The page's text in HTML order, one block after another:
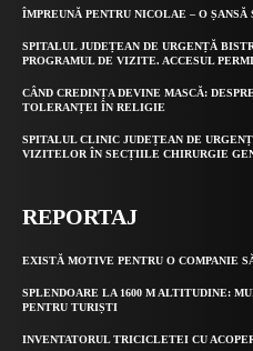
ÎMPREUNĂ PENTRU NICOLAE – O
SPITALUL JUDEȚEAN DE URGENȚĂ
PROGRAMUL DE VIZITE. ACCESUL
CÂND CREDINȚA DEVINE MASCĂ:
TOLERANȚEI ÎN RELIGIE
SPITALUL CLINIC JUDEȚEAN DE
VIZITELOR ÎN SECȚIILE CHIRURGIE
REPORTAJ
EXISTĂ MOTIVE PENTRU O COMPANIE
SPLENDOARE LA 1600 M ALTITUDINE:
PENTRU TURIȘTI
INVENTATORUL TRICICLETEI CU